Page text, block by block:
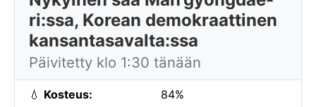
ri:ssa, Korean demokraattinen
kansantasavalta:ssa
Päivitetty klo 1:30 tänään
💧 Kosteus: 84%